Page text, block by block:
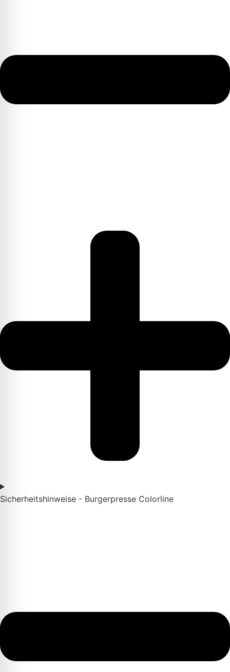
Sicherheitshinweise - Burgerpresse Colorline